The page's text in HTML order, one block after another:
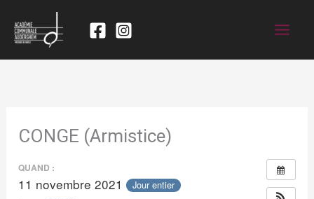
CONGE (Armistice)
QUAND :
11 novembre 2021 Jour entier